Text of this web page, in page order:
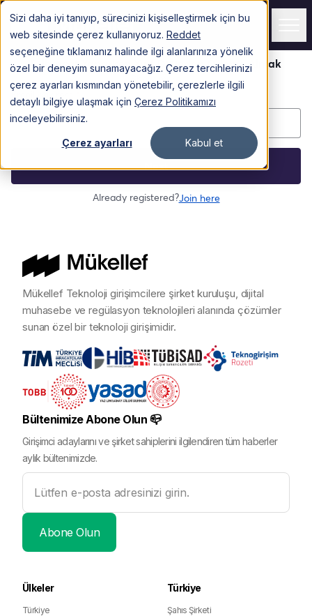
Sizi daha iyi tanıyıp, sürecinizi kişiselleştirmek için bu
web sitesinde çerez kullanıyoruz. Reddet
seçeneğine tıklamanız halinde ilgi alanlarınıza yönelik
özel bir deneyim sunamayacağız. Çerez tercihlerinizi
çerez ayarları kısmından yönetebilir, çerezlerle ilgili
detaylı bilgiye ulaşmak için Çerez Politikamızı
inceleyebilirsiniz.
Çerez ayarları Kabul et
Hizmetler
TÜRKİYE
AMERİKA
Kaynaklar
Destek:0 (850) 255 08 26
Mükellef Mobil ile
artık şirketiniz cebinizde!
Uygulamayı İndirin
Giriş Yapın
Mükellef Teknoloji girişimcilere şirket kuruluşu, dijital
muhasebe ve regülasyon teknolojileri alanında çözümler
sunan özel bir teknoloji girişimidir.
Bültenimize Abone Olun 📪
Girişimci adaylarını ve şirket sahiplerini ilgilendiren tüm haberler
aylık bültenimizde.
Ülkeler
Türkiye
Türkiye
Şahıs Şirketi